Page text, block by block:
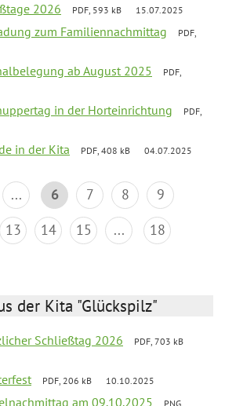
2026 PDF, 593 kB 15.07.2025
zum Familiennachmittag
PDF,
ab August 2025
PDF,
in der Horteinrichtung
PDF,
in der Kita PDF, 408 kB 04.07.2025
... 6 7 8
9
13 14 15 ... 18
der Kita "Glückspilz"
Schließtag 2026
PDF, 703 kB
PDF, 206 kB 10.10.2025
am 09.10.2025
PNG,